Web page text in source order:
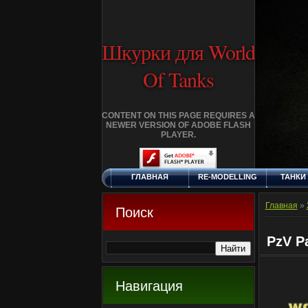
Шкурки для World
Of Tanks
CONTENT ON THIS PAGE REQUIRES A
NEWER VERSION OF ADOBE FLASH
PLAYER.
СУББОТА, 8.8.2026
ГЛАВНАЯ RE-MODELLING ТАНКИ
ДОБАВИТЬ
КЛАНЫ
Поиск
Навигация
Главная »
PzV